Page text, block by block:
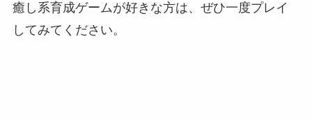
癒し系育成ゲームが好きな方は、ぜひ一度プレイ
してみてください。